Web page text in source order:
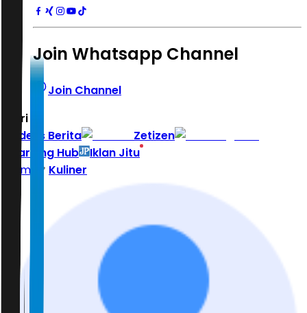
Join Whatsapp Channel
Join Channel
Hari ini
Indeks Berita
Zetizen
Learning Hub
Iklan Jitu
Home
Kuliner